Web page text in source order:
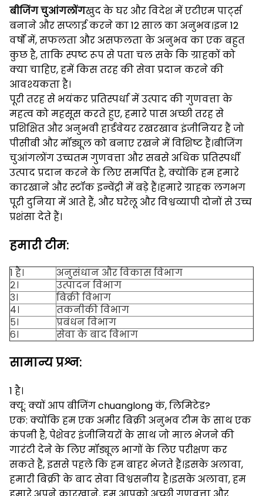
बीजिंग चुआंगलोंगखुद के घर और विदेश में एटीएम पार्ट्स
बनाने और सप्लाई करने का 12 साल का अनुभव।इन 12
वर्षों में, सफलता और असफलता के अनुभव का एक बहुत
कुछ है, ताकि स्पष्ट रूप से पता चल सके कि ग्राहकों को
क्या चाहिए, हमें किस तरह की सेवा प्रदान करने की
आवश्यकता है।
पूरी तरह से भयंकर प्रतिस्पर्धा में उत्पाद की गुणवत्ता के
महत्व को महसूस करते हुए, हमारे पास अच्छी तरह से
प्रशिक्षित और अनुभवी हार्डवेयर रखरखाव इंजीनियर हैं जो
पीसीबी और मॉड्यूल को बनाए रखने में विशिष्ट हैं।बीजिंग
चुआंगलोंग उच्चतम गुणवत्ता और सबसे अधिक प्रतिस्पर्धी
उत्पाद प्रदान करने के लिए समर्पित है, क्योंकि हम हमारे
कारखाने और स्टॉक इन्वेंट्री में बड़े हैं।हमारे ग्राहक लगभग
पूरी दुनिया में आते हैं, और घरेलू और विश्वव्यापी दोनों से उच्च
प्रशंसा देते हैं।
हमारी टीम:
1 है।
अनुसंधान और विकास विभाग
२।
उत्पादन विभाग
३।
बिक्री विभाग
४।
तकनीकी विभाग
५।
प्रबंधन विभाग
६।
सेवा के बाद विभाग
सामान्य प्रश्न:
1 है।
क्यू: क्यों आप बीजिंग chuanglong कं, लिमिटेड?
एक: क्योंकि हम एक अमीर बिक्री अनुभव टीम के साथ एक
कंपनी है, पेशेवर इंजीनियरों के साथ जो माल भेजने की
गारंटी देने के लिए मॉड्यूल भागों के लिए परीक्षण कर
सकते हैं, इससे पहले कि हम बाहर भेजते हैं।इसके अलावा,
हमारी बिक्री के बाद सेवा विश्वसनीय है।इसके अलावा, हम